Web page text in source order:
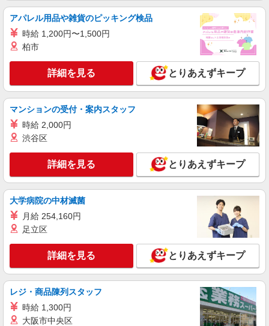
(試用期間2ヶ月) 残業が発生した場合、残業代を1
分単位で別途支給します。
グランダ西荻窪 （東京都杉並区今川4-20-1）
詳細を見る
パート
コンパスグループ・ジャパン株式会社 39186_p
調理師【アルバイト・パート】
グランダ上井草 （東京都杉並区上井草4-7-
23 グランダ上井草内）
キープ 詳細を見る
SOMPOケア ラヴィーレレジデンス 久我山
時給1390円〜1540円 ※経験等による ★早朝時
給（5:00〜8:00）時給＋100円 ★希望収入があり
ましたら、ご相談いただければ希望条件に合うか
の確認もいたします。 ★時間外手当別途支給 ★上
記金額は働きがい向上手当を含みます。 ★働きが
い向上手当※26年6月改定（地域により異なる）
東京都杉並区宮前5丁目203番14（確定前） ※
当ホームはオープン前のため現在建設中です
キープ 詳細を見る
アパレル用品や雑貨のピッキング検品
時給 1,200円〜1,500円
柏市
詳細を見る とりあえずキープ
マンションの受付・案内スタッフ
時給 2,000円
渋谷区
詳細を見る とりあえずキープ
大学病院の中材滅菌
月給 254,160円
足立区
詳細を見る とりあえずキープ
レジ・商品陳列スタッフ
時給 1,300円
大阪市中央区